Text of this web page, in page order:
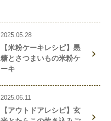
2025.05.28
【米粉ケーキレシピ】黒
糖とさつまいもの米粉ケ
ーキ
2025.06.11
【アウトドアレシピ】玄